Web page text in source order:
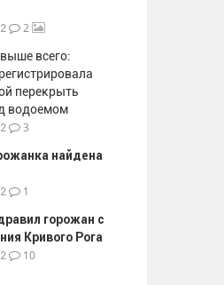
2
всего:
перекрыть
водоемом
3
найдена
1
горожан с
Кривого Рога
10